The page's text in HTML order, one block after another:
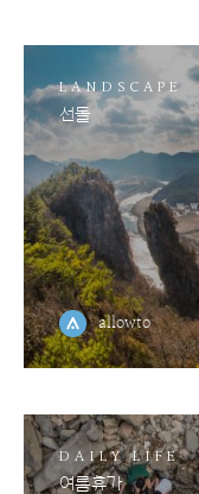
LANDSCAPE
선돌
allowto
DAILY LIFE
여름휴가